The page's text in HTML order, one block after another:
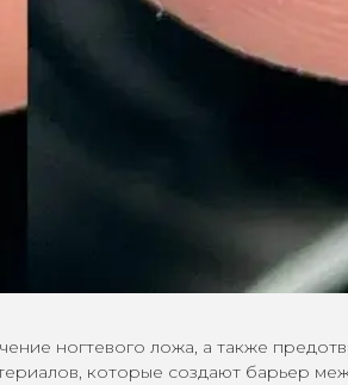
ногтевого ложа, а также
которые создают барьер